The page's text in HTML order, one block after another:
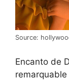
Source:
Encanto de